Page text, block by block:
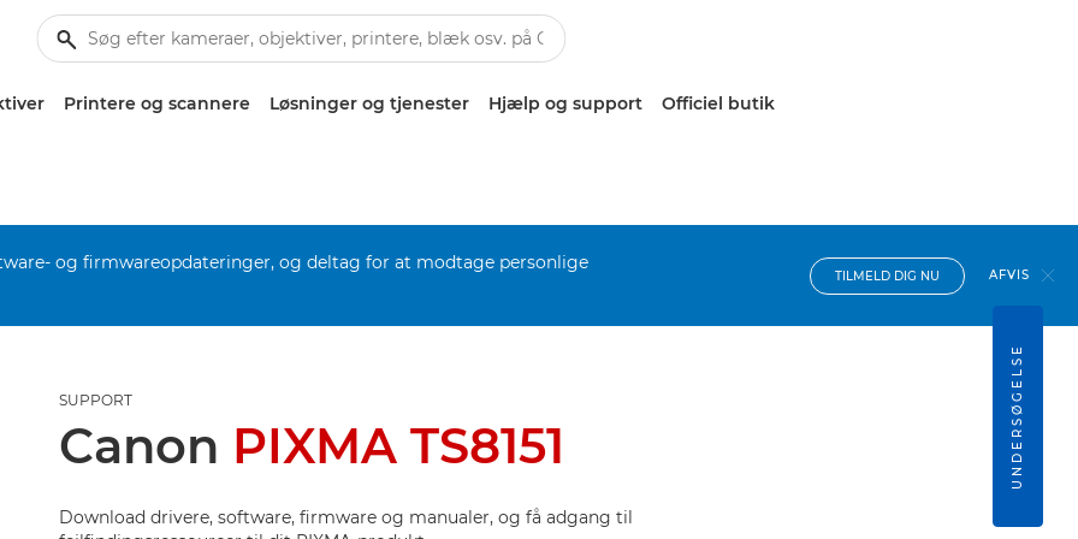
Printere og scannere Løsninger og tjenester Hjælp og support Officiel butik
og firmwareopdateringer, og deltag for at modtage personlige
TILMELD DIG NU AFVIS
SUPPORT
Canon PIXMA TS8151
Download drivere, software, firmware og manualer, og få adgang til
UNDERSØGELSE